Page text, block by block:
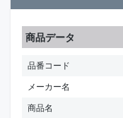
商品データ
品番コード
メーカー名
商品名